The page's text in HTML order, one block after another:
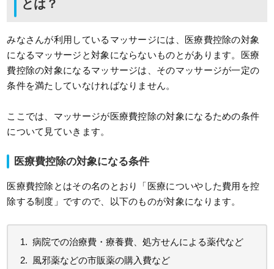
とは？
みなさんが利用しているマッサージには、医療費控除の対象
になるマッサージと対象にならないものとがあります。医療
費控除の対象になるマッサージは、そのマッサージが一定の
条件を満たしていなければなりません。
ここでは、マッサージが医療費控除の対象になるための条件
について見ていきます。
医療費控除の対象になる条件
医療費控除とはその名のとおり「医療についやした費用を控
除する制度」ですので、以下のものが対象になります。
病院での治療費・療養費、処方せんによる薬代など
風邪薬などの市販薬の購入費など